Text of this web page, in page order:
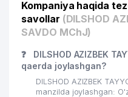
Kompaniya haqida
savollar (DILSHOD
SAVDO MChJ)
❓
DILSHOD AZIZBEK
qaerda joylashgan?
DILSHOD AZIZBEK
manzilda joylashgan: